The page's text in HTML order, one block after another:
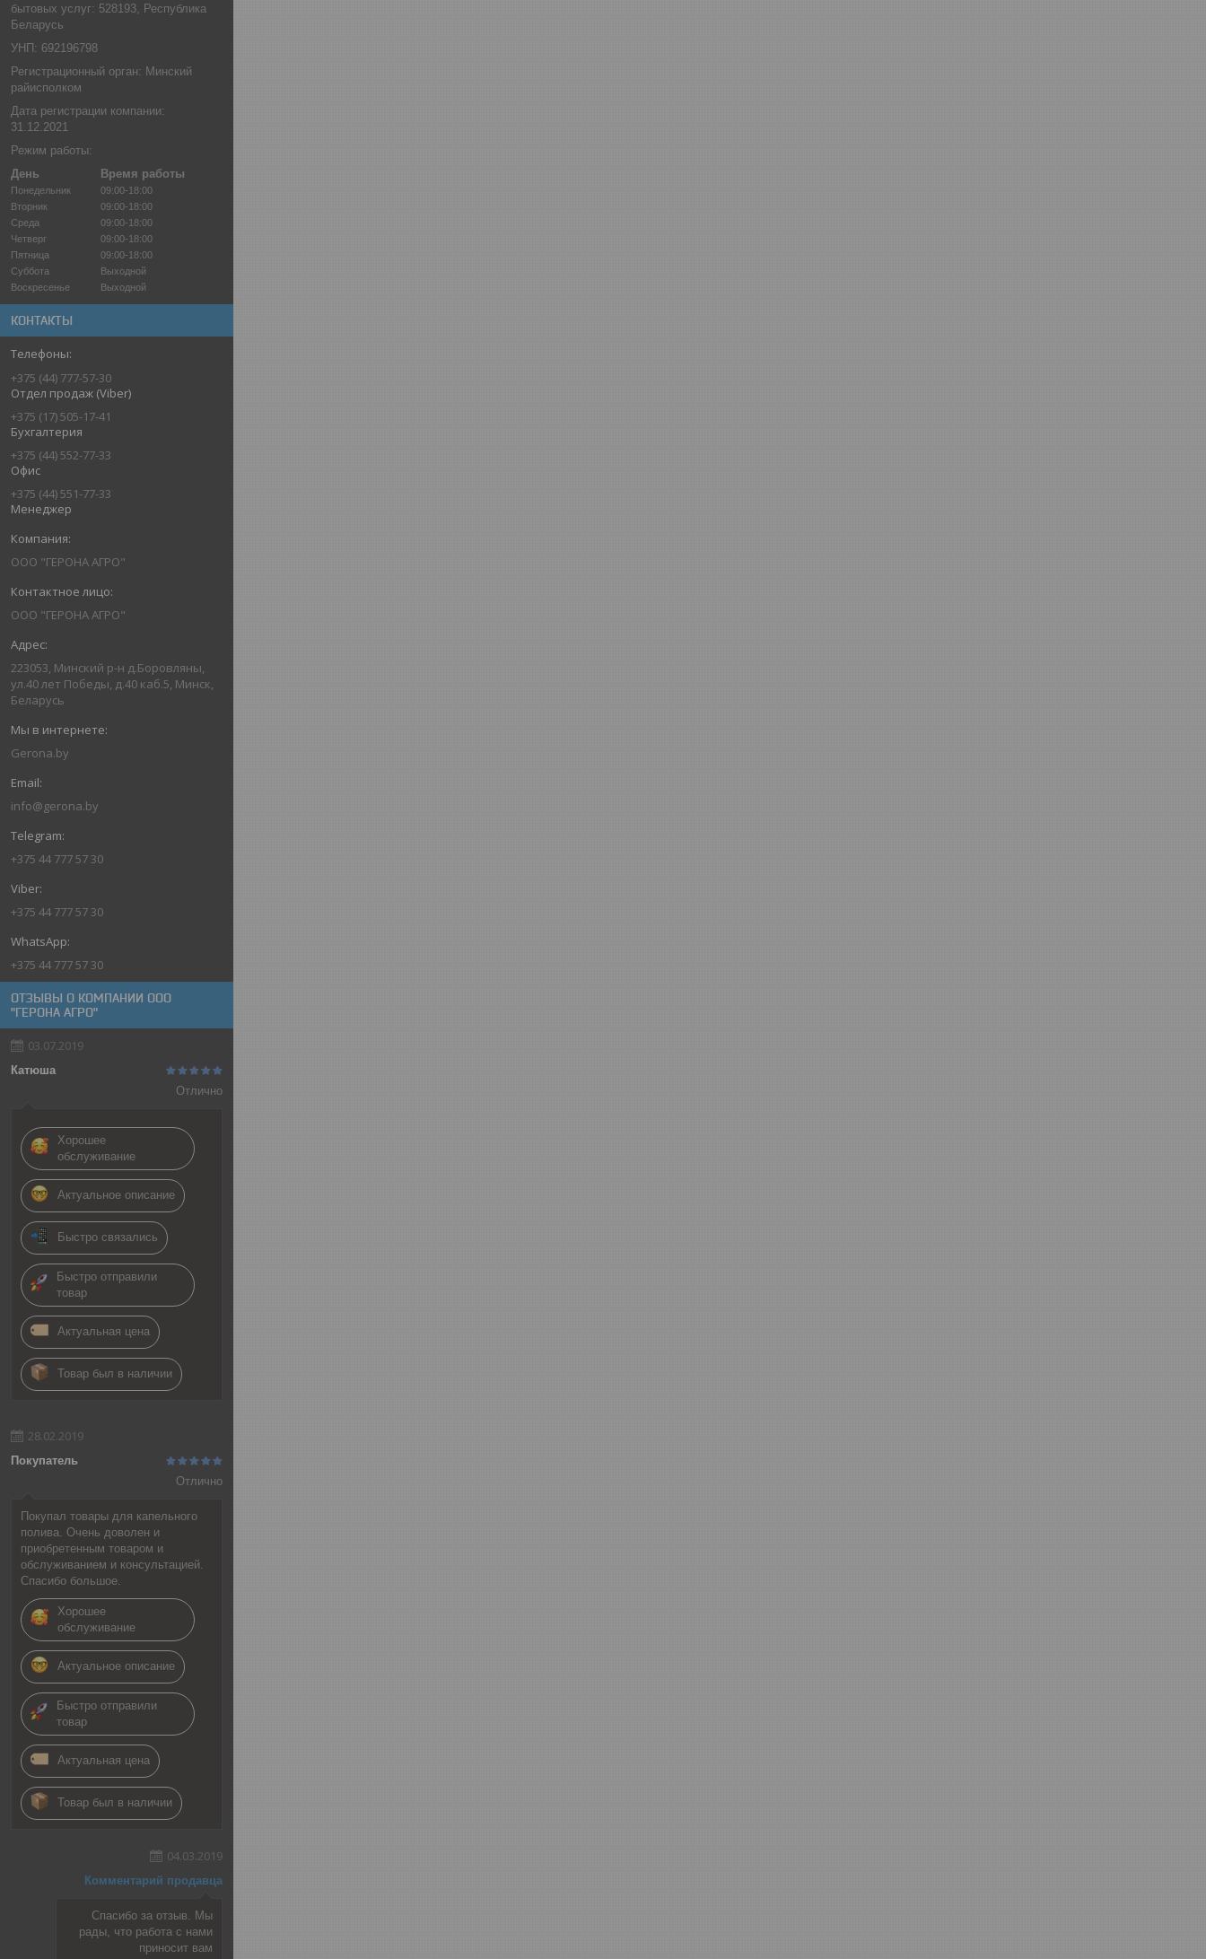
бытовых услуг: 528193, Республика
Беларусь
УНП: 692196798
Регистрационный орган: Минский
райисполком
Дата регистрации компании:
31.12.2021
Режим работы:
День
Время работы
Понедельник
09:00-18:00
Вторник
09:00-18:00
Среда
09:00-18:00
Четверг
09:00-18:00
Пятница
09:00-18:00
Суббота
Выходной
Воскресенье
Выходной
КОНТАКТЫ
+375 (44) 777-57-30
Отдел продаж (Viber)
+375 (17) 505-17-41
Бухгалтерия
+375 (44) 552-77-33
Офис
+375 (44) 551-77-33
Менеджер
ООО "ГЕРОНА АГРО"
ООО "ГЕРОНА АГРО"
223053, Минский р-н д.Боровляны,
ул.40 лет Победы, д.40 каб.5, Минск,
Беларусь
Gerona.by
info@gerona.by
+375 44 777 57 30
+375 44 777 57 30
+375 44 777 57 30
ОТЗЫВЫ О КОМПАНИИ ООО
"ГЕРОНА АГРО"
03.07.2019
Катюша
Отлично
Хорошее
обслуживание
Актуальное описание
Быстро связались
Быстро отправили
товар
Актуальная цена
Товар был в наличии
28.02.2019
Покупатель
Отлично
Покупал товары для капельного
полива. Очень доволен и
приобретенным товаром и
обслуживанием и консультацией.
Спасибо большое.
Хорошее
обслуживание
Актуальное описание
Быстро отправили
товар
Актуальная цена
Товар был в наличии
04.03.2019
Комментарий продавца
Спасибо за отзыв. Мы
рады, что работа с нами
приносит вам